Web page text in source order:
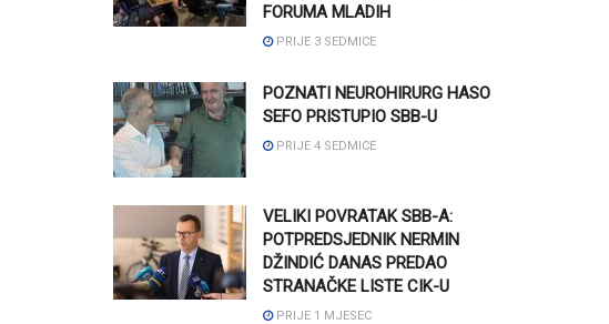
FORUMA MLADIH
PRIJE 3 SEDMICE
POZNATI NEUROHIRURG HASO
SEFO PRISTUPIO SBB-U
PRIJE 4 SEDMICE
VELIKI POVRATAK SBB-A:
POTPREDSJEDNIK NERMIN
DŽINDIĆ DANAS PREDAO
STRANAČKE LISTE CIK-U
PRIJE 1 MJESEC